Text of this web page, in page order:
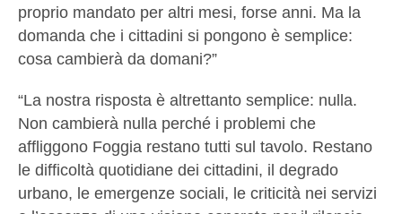
proprio mandato per altri mesi, forse anni. Ma la
domanda che i cittadini si pongono è semplice:
cosa cambierà da domani?”
“La nostra risposta è altrettanto semplice: nulla.
Non cambierà nulla perché i problemi che
affliggono Foggia restano tutti sul tavolo. Restano
le difficoltà quotidiane dei cittadini, il degrado
urbano, le emergenze sociali, le criticità nei servizi